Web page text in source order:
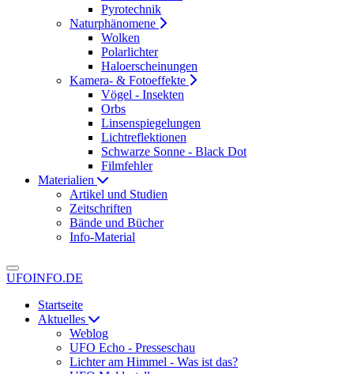
Pyrotechnik
Naturphänomene
Wolken
Polarlichter
Haloerscheinungen
Kamera- & Fotoeffekte
Vögel - Insekten
Orbs
Linsenspiegelungen
Lichtreflektionen
Schwarze Sonne - Black Dot
Filmfehler
Materialien
Artikel und Studien
Zeitschriften
Bände und Bücher
Info-Material
UFOINFO.DE
Startseite
Aktuelles
Weblog
UFO Echo - Presseschau
Lichter am Himmel - Was ist das?